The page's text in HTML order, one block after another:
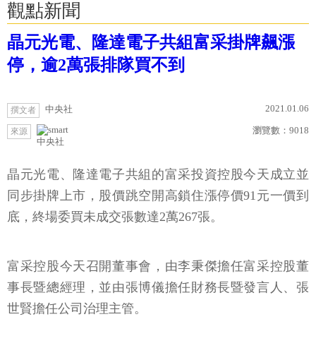
觀點新聞
晶元光電、隆達電子共組富采掛牌飆漲
停，逾2萬張排隊買不到
撰文者 中央社 2021.01.06
來源
中央社
瀏覽數： 9018
晶元光電、隆達電子共組的富采投資控股今天成立並
同步掛牌上市，股價跳空開高鎖住漲停價91元一價到
底，終場委買未成交張數達2萬267張。
富采控股今天召開董事會，由李秉傑擔任富采控股董
事長暨總經理，並由張博儀擔任財務長暨發言人、張
世賢擔任公司治理主管。